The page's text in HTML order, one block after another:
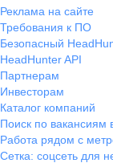
Реклама на сайте
Требования к ПО
Безопасный
HeadHunter API
Партнерам
Инвесторам
Каталог компаний
Поиск по вакансиям
Работа рядом с
Сетка: соцсеть для